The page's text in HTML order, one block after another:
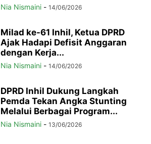
Nia Nismaini - 14/06/2026
Milad ke-61 Inhil, Ketua DPRD
Ajak Hadapi Defisit Anggaran
dengan Kerja...
Nia Nismaini - 14/06/2026
DPRD Inhil Dukung Langkah
Pemda Tekan Angka Stunting
Melalui Berbagai Program...
Nia Nismaini - 13/06/2026